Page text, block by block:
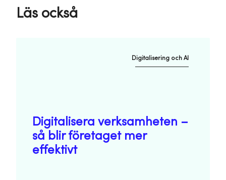
Läs också
Digitalisering och AI
Digitalisera verksamheten –
så blir företaget mer
effektivt